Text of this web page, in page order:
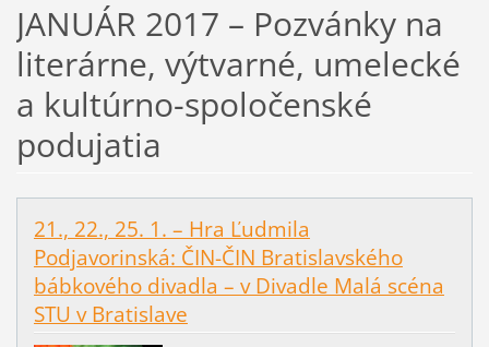
JANUÁR 2017 – Pozvánky na
literárne, výtvarné, umelecké
a kultúrno-spoločenské
podujatia
21., 22., 25. 1. – Hra Ľudmila
Podjavorinská: ČIN-ČIN Bratislavského
bábkového divadla – v Divadle Malá scéna
STU v Bratislave